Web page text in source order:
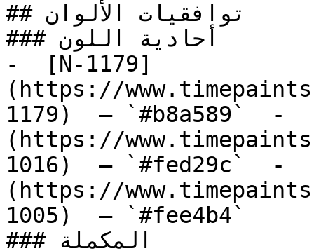
## توافقيات الألوان
### أحادية اللون
-  [N-1179]
(https://
1179)  — `#b8a589`  -
(https://
1016)  — `#fed29c`  -
(https://
1005)  — `#fee4b4`
### المكملة